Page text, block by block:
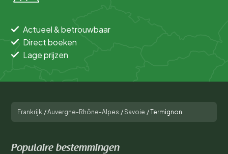
Actueel & betrouwbaar
Direct boeken
Lage prijzen
Frankrijk /Auvergne-Rhône-Alpes /Savoie /Termignon
Populaire bestemmingen